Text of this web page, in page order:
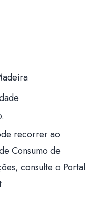
recorrer ao
Consumo de
consulte o Portal